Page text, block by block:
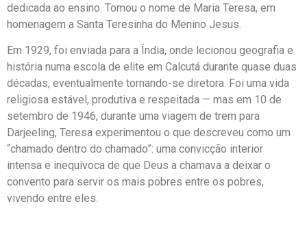
dedicada ao ensino. Tomou o nome de Maria Teresa, em
homenagem a Santa Teresinha do Menino Jesus.
Em 1929, foi enviada para a Índia, onde lecionou geografia e
história numa escola de elite em Calcutá durante quase duas
décadas, eventualmente tornando-se diretora. Foi uma vida
religiosa estável, produtiva e respeitada — mas em 10 de
setembro de 1946, durante uma viagem de trem para
Darjeeling, Teresa experimentou o que descreveu como um
“chamado dentro do chamado”: uma convicção interior
intensa e inequívoca de que Deus a chamava a deixar o
convento para servir os mais pobres entre os pobres,
vivendo entre eles.